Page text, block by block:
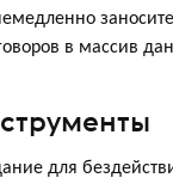
в массив
для